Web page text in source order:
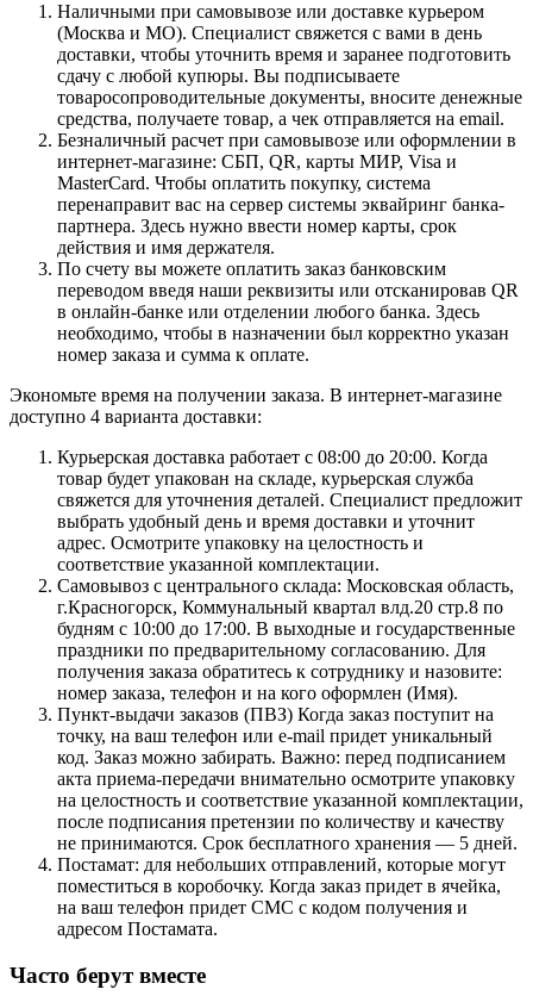
Наличными при самовывозе или доставке курьером
(Москва и МО). Специалист свяжется с вами в день
доставки, чтобы уточнить время и заранее подготовить
сдачу с любой купюры. Вы подписываете
товаросопроводительные документы, вносите денежные
средства, получаете товар, а чек отправляется на email.
Безналичный расчет при самовывозе или оформлении в
интернет-магазине: СБП, QR, карты МИР, Visa и
MasterCard. Чтобы оплатить покупку, система
перенаправит вас на сервер системы эквайринг банка-
партнера. Здесь нужно ввести номер карты, срок
действия и имя держателя.
По счету вы можете оплатить заказ банковским
переводом введя наши реквизиты или отсканировав QR
в онлайн-банке или отделении любого банка. Здесь
необходимо, чтобы в назначении был корректно указан
номер заказа и сумма к оплате.
Экономьте время на получении заказа. В интернет-магазине
доступно 4 варианта доставки:
Курьерская доставка работает с 08:00 до 20:00. Когда
товар будет упакован на складе, курьерская служба
свяжется для уточнения деталей. Специалист предложит
выбрать удобный день и время доставки и уточнит
адрес. Осмотрите упаковку на целостность и
соответствие указанной комплектации.
Самовывоз с центрального склада: Московская область,
г.Красногорск, Коммунальный квартал влд.20 стр.8 по
будням с 10:00 до 17:00. В выходные и государственные
праздники по предварительному согласованию. Для
получения заказа обратитесь к сотруднику и назовите:
номер заказа, телефон и на кого оформлен (Имя).
Пункт-выдачи заказов (ПВЗ) Когда заказ поступит на
точку, на ваш телефон или e-mail придет уникальный
код. Заказ можно забирать. Важно: перед подписанием
акта приема-передачи внимательно осмотрите упаковку
на целостность и соответствие указанной комплектации,
после подписания претензии по количеству и качеству
не принимаются. Срок бесплатного хранения — 5 дней.
Постамат: для небольших отправлений, которые могут
поместиться в коробочку. Когда заказ придет в ячейка,
на ваш телефон придет СМС с кодом получения и
адресом Постамата.
Часто берут вместе